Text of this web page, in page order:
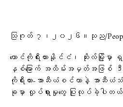
သြဂုတ် ၇၊၂၀၂၆။သုည/
တောင်ကိုရီးယားနိုင်ငံ၊ ဆိုးလ်မြို့မှာ ရှ
နှစ်မြောက် အထိမ်းအမှတ်အဖြစ် ဒီ
ကိုရီးယား-အာဆီယံစင်တာနဲ့ အာဆီယံ
ခုမှာ လှုပ်ရှားမှုတွေ ပြုလုပ်ခဲ့ပါတ